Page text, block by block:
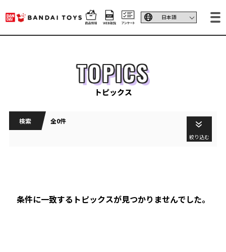
TOPICS
トピックス
検索 全0件
絞り込む
条件に一致するトピックスが見つかりませんでした。